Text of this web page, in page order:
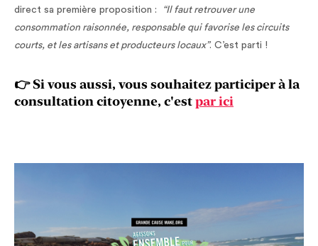
direct sa première proposition :
“Il faut retrouver une
consommation raisonnée, responsable qui favorise les circuits
courts, et les artisans et producteurs locaux”. C’est parti !
👉 Si vous aussi, vous souhaitez participer à la
consultation citoyenne, c'estpar ici